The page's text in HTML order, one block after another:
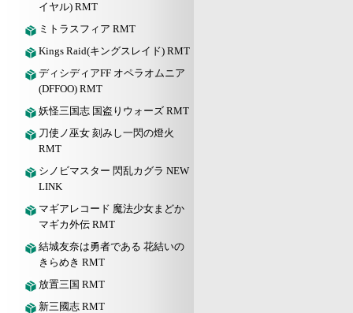
イヤル) RMT
ミトラスフィア RMT
Kings Raid(キングスレイド) RMT
ディシディアFF オペラオムニア
(DFFOO) RMT
妖怪三国志 国盗りウォーズ RMT
刀使ノ巫女 刻みし一閃の燈火
RMT
シノビマスター 閃乱カグラ NEW
LINK
マギアレコード 魔法少女まどか
マギカ外伝 RMT
結城友奈は勇者である 花結いの
きらめき RMT
放置三国 RMT
新三國志 RMT